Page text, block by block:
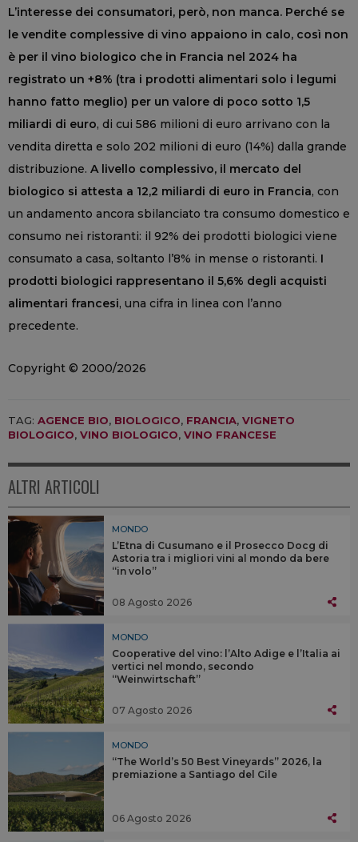
L’interesse dei consumatori, però, non manca. Perché se
le vendite complessive di vino appaiono in calo, così non
è per il vino biologico che in Francia nel 2024 ha
registrato un +8% (tra i prodotti alimentari solo i legumi
hanno fatto meglio) per un valore di poco sotto 1,5
miliardi di euro, di cui 586 milioni di euro arrivano con la
vendita diretta e solo 202 milioni di euro (14%) dalla grande
distribuzione. A livello complessivo, il mercato del
biologico si attesta a 12,2 miliardi di euro in Francia, con
un andamento ancora sbilanciato tra consumo domestico e
consumo nei ristoranti: il 92% dei prodotti biologici viene
consumato a casa, soltanto l’8% in mense o ristoranti. I
prodotti biologici rappresentano il 5,6% degli acquisti
alimentari francesi, una cifra in linea con l’anno
precedente.
Copyright © 2000/2026
TAG: AGENCE BIO, BIOLOGICO, FRANCIA, VIGNETO
BIOLOGICO, VINO BIOLOGICO, VINO FRANCESE
ALTRI ARTICOLI
MONDO
L’Etna di Cusumano e il Prosecco Docg di
Astoria tra i migliori vini al mondo da bere
“in volo”
08 Agosto 2026
MONDO
Cooperative del vino: l’Alto Adige e l’Italia ai
vertici nel mondo, secondo
“Weinwirtschaft”
07 Agosto 2026
MONDO
“The World’s 50 Best Vineyards” 2026, la
premiazione a Santiago del Cile
06 Agosto 2026